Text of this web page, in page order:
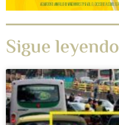
Sigue leyendo